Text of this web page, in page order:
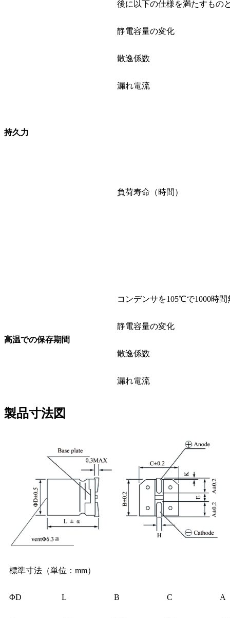
持久力
後に以下の仕様を満たすもの
静電容量の変化
散逸係数
漏れ電流
負荷寿命（時間）
高温での保存期間
コンデンサを105℃で1000時
静電容量の変化
散逸係数
漏れ電流
製品寸法図
標準寸法（単位：mm）
ΦD L B C A